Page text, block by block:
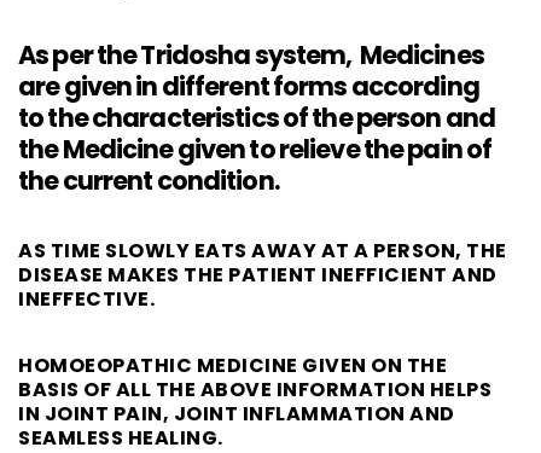
As per the Tridosha system, Medicines
are given in different forms according
to the characteristics of the person and
the Medicine given to relieve the pain of
the current condition.
AS TIME SLOWLY EATS AWAY AT A PERSON, THE
DISEASE MAKES THE PATIENT INEFFICIENT AND
INEFFECTIVE.
HOMOEOPATHIC MEDICINE GIVEN ON THE
BASIS OF ALL THE ABOVE INFORMATION HELPS
IN JOINT PAIN, JOINT INFLAMMATION AND
SEAMLESS HEALING.